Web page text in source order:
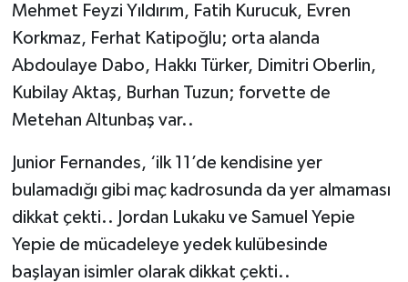
Mehmet Feyzi Yıldırım, Fatih Kurucuk, Evren
Korkmaz, Ferhat Katipoğlu; orta alanda
Abdoulaye Dabo, Hakkı Türker, Dimitri Oberlin,
Kubilay Aktaş, Burhan Tuzun; forvette de
Metehan Altunbaş var..
Junior Fernandes, ‘ilk 11’de kendisine yer
bulamadığı gibi maç kadrosunda da yer almaması
dikkat çekti.. Jordan Lukaku ve Samuel Yepie
Yepie de mücadeleye yedek kulübesinde
başlayan isimler olarak dikkat çekti..